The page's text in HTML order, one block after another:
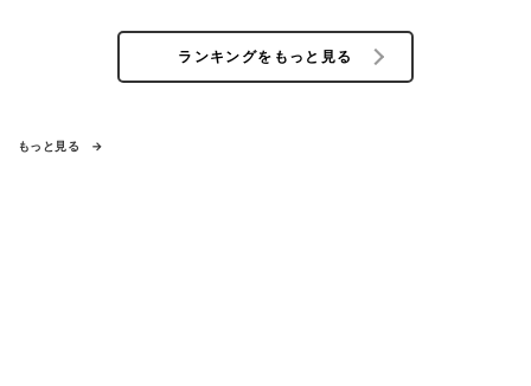
ランキングをもっと見る
もっと見る